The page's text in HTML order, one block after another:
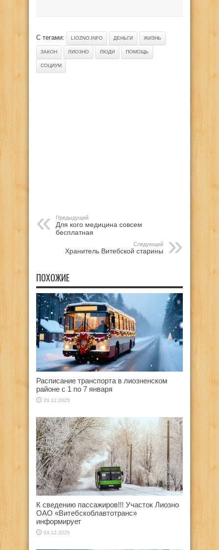
С тегами: LIOZNO.INFO ДЕНЬГИ ЖИЗНЬ
ЗАКОН ЛИОЗНО ЛЮДИ ПОМОЩЬ
СОЦИУМ
Предыдущий
Для кого медицина совсем
бесплатная
Следующий
Хранитель Витебской старины
ПОХОЖИЕ
Расписание транспорта в лиозненском
районе с 1 по 7 января
29.12.2025
К сведению пассажиров!!! Участок Лиозно
ОАО «Витебскоблавтотранс»
информирует
03.12.2025